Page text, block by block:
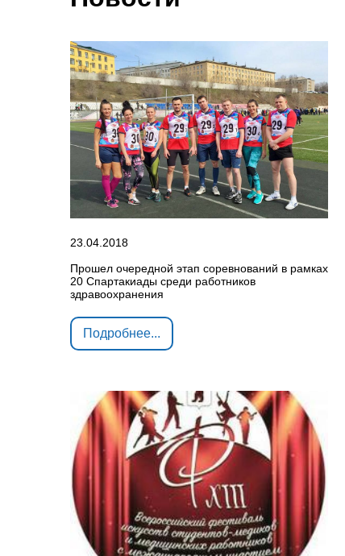
23.04.2018
Прошел очередной этап соревнований в рамках
20 Спартакиады среди работников
здравоохранения
Подробнее...